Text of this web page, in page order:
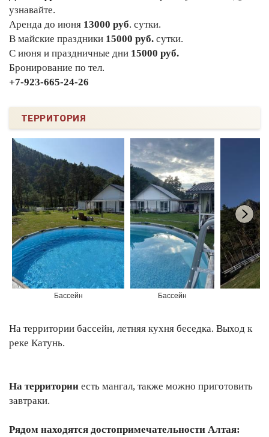
узнавайте.
Аренда до июня 13000 руб. сутки.
В майские праздники 15000 руб. сутки.
С июня и праздничные дни 15000 руб.
Бронирование по тел.
+7-923-665-24-26
ТЕРРИТОРИЯ
Бассейн Бассейн
На территории бассейн, летняя кухня беседка. Выход к
реке Катунь.
На территории есть мангал, также можно приготовить
завтраки.
Рядом находятся достопримечательности Алтая: